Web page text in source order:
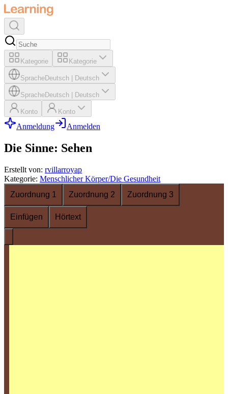
Kategorie Kategorie
SpracheDeutsch Deutsch
SpracheDeutsch Deutsch
Konto Konto
Anmeldung Anmelden
Die Sinne: Sehen
Erstellt von: rvillarroyap
Kategorie: Menschlicher Körper/Die Gesundheit
Zuordnung 1
Zuordnung 2 Zuordnung 3
Einfügen Hörtext